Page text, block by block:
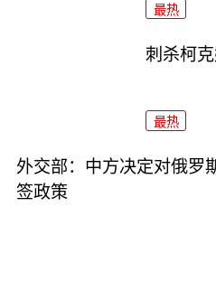
最热
刺杀柯
最热
外交部：中方决定对俄罗
签政策